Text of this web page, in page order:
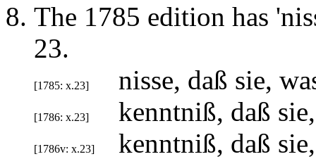
The 1785 edition has
23.
[1785: x.23] nisse, daß sie,
[1786: x.23] kenntniß, daß
[1786v: x.23] kenntniß, daß